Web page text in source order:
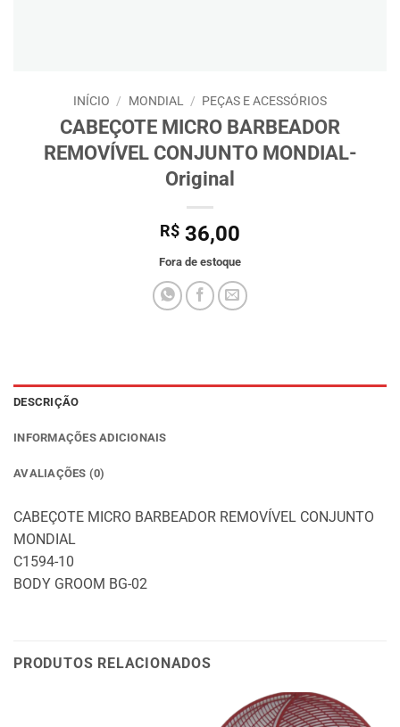
INÍCIO / MONDIAL / PEÇAS E ACESSÓRIOS
CABEÇOTE MICRO BARBEADOR
REMOVÍVEL CONJUNTO MONDIAL-
Original
R$ 36,00
Fora de estoque
DESCRIÇÃO
INFORMAÇÕES ADICIONAIS
AVALIAÇÕES (0)
CABEÇOTE MICRO BARBEADOR REMOVÍVEL CONJUNTO
MONDIAL
C1594-10
BODY GROOM BG-02
PRODUTOS RELACIONADOS